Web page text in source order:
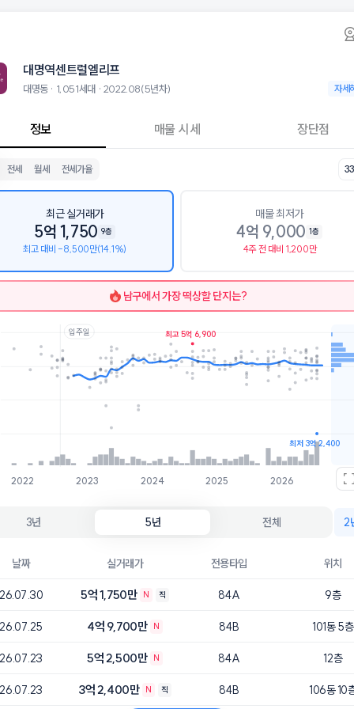
대명역센트럴엘리프 아파트 시세·실거래가·2
트럴엘리프는 대명동에 위치한 1,051세대 대단지 아파트로, 2022.08
8월 7일 기준 24평형의 매매 시세는 4억, 전세는 2.4억입니다. 33평
으로는 대구대명초등학교, 경혜여자중학교가 있습니다.
층, 용적률 234%, 건폐율 13%의 단지입니다.
대명역센트
대명역센트럴엘리프
대명동 · 1,051세대 · 2022.08(5년차) 대명
자세
정보 매물 시세 장단점
전세 월세 전세가율
최근 실거래가
5억 1,750 9층
최고 대비 -8,500만(14.1%)
매물 최저가
4억 9,000 1층
4주 전 대비 1,200만
남구에서 가장 떡상할 단지는?
입주일
2022 2023 2024 2025 2026
최고 5억 6,900
최저 3억 2,400
호가 매물수
3년 5년 전체 2
날짜 실거래가 전용타입 위치
26.07.30 5억 1,750만 N 직 84A 9층
26.07.25 4억 9,700만 N 84B 101동 5층
26.07.23 5억 2,500만 N 84A 12층
26.07.23 3억 2,400만 N 직 84B 106동 10